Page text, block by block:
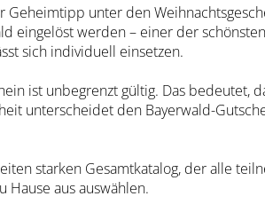
unter den
eingelöst werden – einer der
sich individuell einsetzen.
ist unbegrenzt gültig. Das bedeutet,
unterscheidet den Bayerwald-
starken Gesamtkatalog, der alle
Hause aus auswählen.